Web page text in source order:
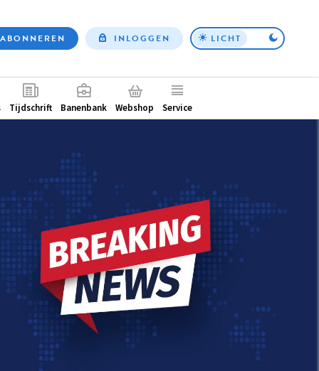
Top
ABONNEREN INLOGGEN LICHT
Tijdschrift Banenbank Webshop Service